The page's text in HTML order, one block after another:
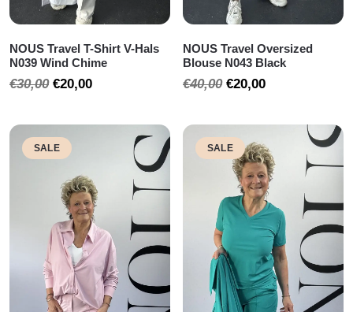
NOUS Travel T-Shirt V-Hals
N039 Wind Chime
€30,00 Oorspronkelijke
€30,00.
€20,00Huidige
€20,00.
NOUS Travel Oversized
Blouse N043 Black
€40,00 Oorspronkelijke
€40,00.
€20,00Huidige
€20,00.
SALE SALE